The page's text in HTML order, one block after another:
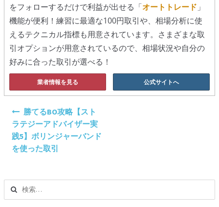
をフォローするだけで利益が出せる「オートトレード 」
機能が便利！練習に最適な100円取引や、相場分析に使
えるテクニカル指標も用意されています。さまざまな取
引オプションが用意されているので、相場状況や自分の
好みに合った取引が選べる！
業者情報を見る 公式サイトへ
ナ
ビ
ゲ
シ
ョ
ン
勝てるBO攻略【スト
ラテジーアドバイザー実
践5】ボリンジャーバンド
を使った取引